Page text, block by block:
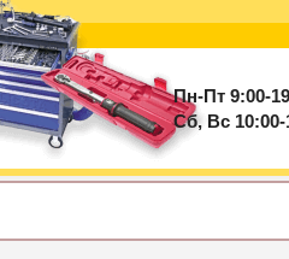
Пн-Пт 9:00-
Сб, Вс 10:00-